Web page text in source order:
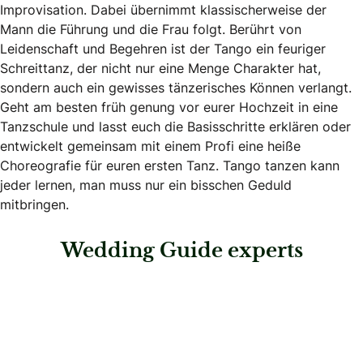
Improvisation. Dabei übernimmt klassischerweise der
Mann die Führung und die Frau folgt. Berührt von
Leidenschaft und Begehren ist der Tango ein feuriger
Schreittanz, der nicht nur eine Menge Charakter hat,
sondern auch ein gewisses tänzerisches Können verlangt.
Geht am besten früh genung vor eurer Hochzeit in eine
Tanzschule und lasst euch die Basisschritte erklären oder
entwickelt gemeinsam mit einem Profi eine heiße
Choreografie für euren ersten Tanz. Tango tanzen kann
jeder lernen, man muss nur ein bisschen Geduld
mitbringen.
Wedding Guide experts